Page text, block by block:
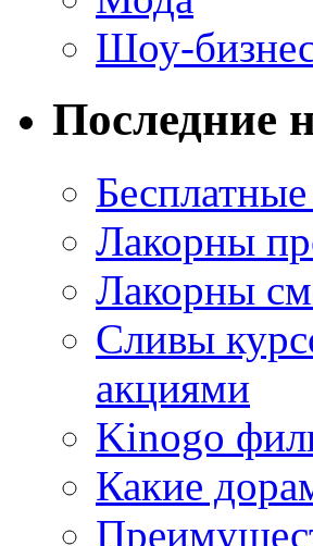
Шоу-
Последние
Лакорны
Лакорны
Сливы
акциями
Kinogo
Какие